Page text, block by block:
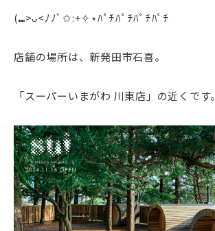
(⑉>ᴗ<ﾉﾉﾞ✩:+✧︎⋆ﾊﾟﾁﾊﾟﾁﾊﾟﾁﾊﾟﾁ
店舗の場所は、新発田市石喜。
「スーパーいまがわ 川東店」の近くです。